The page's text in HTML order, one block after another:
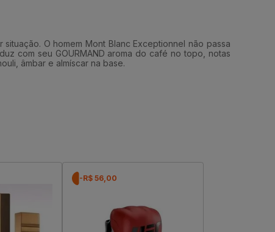
O homem Mont Blanc Exceptionnel não passa
com seu GOURMAND aroma do café no topo, notas
âmbar e almíscar na base.
-R$ 56,00